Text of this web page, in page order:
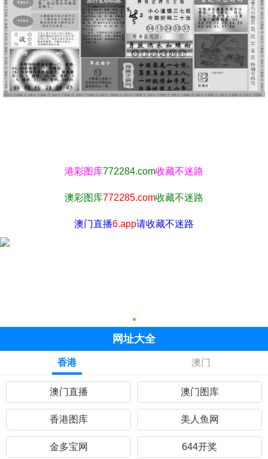
港彩图库772284.com收藏不迷路
澳彩图库772285.com收藏不迷路
澳门直播6.app请收藏不迷路
网址大全
香港 澳门
澳门直播 澳门图库
香港图库 美人鱼网
金多宝网 644开奖